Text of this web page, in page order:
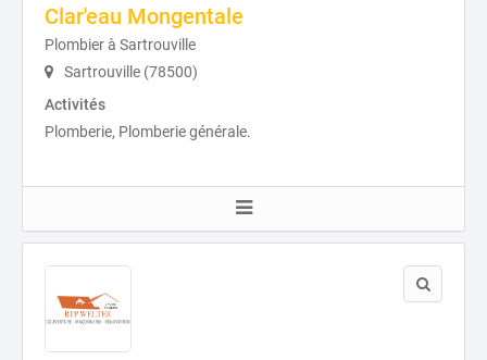
Clar'eau Mongentale
Plombier à Sartrouville
Sartrouville (78500)
Activités
Plomberie, Plomberie générale.